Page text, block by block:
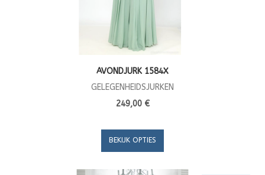
AVONDJURK 1584X
GELEGENHEIDSJURKEN
249,00 €
BEKIJK OPTIES